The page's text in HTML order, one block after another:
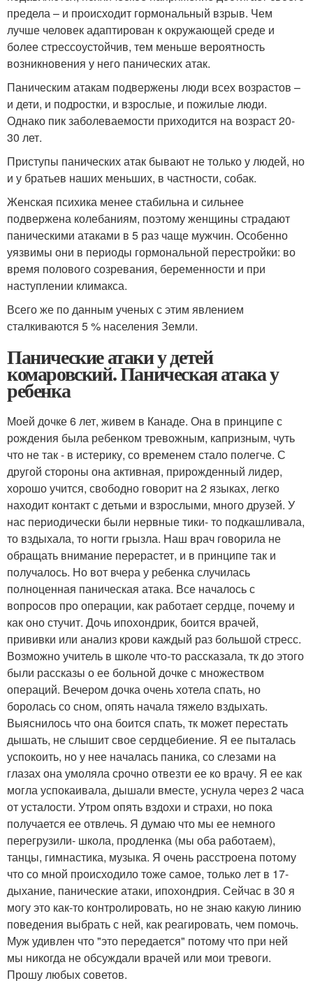
предела – и происходит гормональный взрыв. Чем
лучше человек адаптирован к окружающей среде и
более стрессоустойчив, тем меньше вероятность
возникновения у него панических атак.
Паническим атакам подвержены люди всех возрастов –
и дети, и подростки, и взрослые, и пожилые люди.
Однако пик заболеваемости приходится на возраст 20-
30 лет.
Приступы панических атак бывают не только у людей, но
и у братьев наших меньших, в частности, собак.
Женская психика менее стабильна и сильнее
подвержена колебаниям, поэтому женщины страдают
паническими атаками в 5 раз чаще мужчин. Особенно
уязвимы они в периоды гормональной перестройки: во
время полового созревания, беременности и при
наступлении климакса.
Всего же по данным ученых с этим явлением
сталкиваются 5 % населения Земли.
Панические атаки у детей
комаровский. Паническая атака у
ребенка
Моей дочке 6 лет, живем в Канаде. Она в принципе с
рождения была ребенком тревожным, капризным, чуть
что не так - в истерику, со временем стало полегче. С
другой стороны она активная, прирожденный лидер,
хорошо учится, свободно говорит на 2 языках, легко
находит контакт с детьми и взрослыми, много друзей. У
нас периодически были нервные тики- то подкашливала,
то вздыхала, то ногти грызла. Наш врач говорила не
обращать внимание перерастет, и в принципе так и
получалось. Но вот вчера у ребенка случилась
полноценная паническая атака. Все началось с
вопросов про операции, как работает сердце, почему и
как оно стучит. Дочь ипохондрик, боится врачей,
прививки или анализ крови каждый раз большой стресс.
Возможно учитель в школе что-то рассказала, тк до этого
были рассказы о ее больной дочке с множеством
операций. Вечером дочка очень хотела спать, но
боролась со сном, опять начала тяжело вздыхать.
Выяснилось что она боится спать, тк может перестать
дышать, не слышит свое сердцебиение. Я ее пыталась
успокоить, но у нее началась паника, со слезами на
глазах она умоляла срочно отвезти ее ко врачу. Я ее как
могла успокаивала, дышали вместе, уснула через 2 часа
от усталости. Утром опять вздохи и страхи, но пока
получается ее отвлечь. Я думаю что мы ее немного
перегрузили- школа, продленка (мы оба работаем),
танцы, гимнастика, музыка. Я очень расстроена потому
что со мной происходило тоже самое, только лет в 17-
дыхание, панические атаки, ипохондрия. Сейчас в 30 я
могу это как-то контролировать, но не знаю какую линию
поведения выбрать с ней, как реагировать, чем помочь.
Муж удивлен что "это передается" потому что при ней
мы никогда не обсуждали врачей или мои тревоги.
Прошу любых советов.